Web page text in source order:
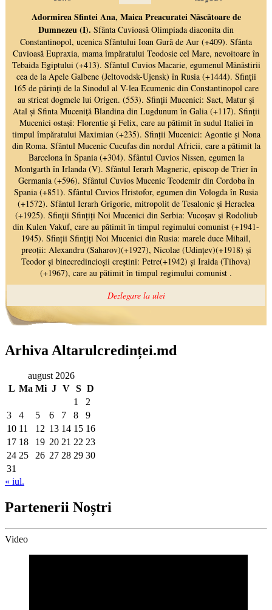
Arhiva Altarulcredinței.md
august 2026
L Ma Mi J V S D
1
2
3
4 5 6 7 8
9
10 11 12 13 14 15 16
17 18 19 20 21 22 23
24 25 26 27 28 29 30
31
« iul.
Partenerii Noștri
Video